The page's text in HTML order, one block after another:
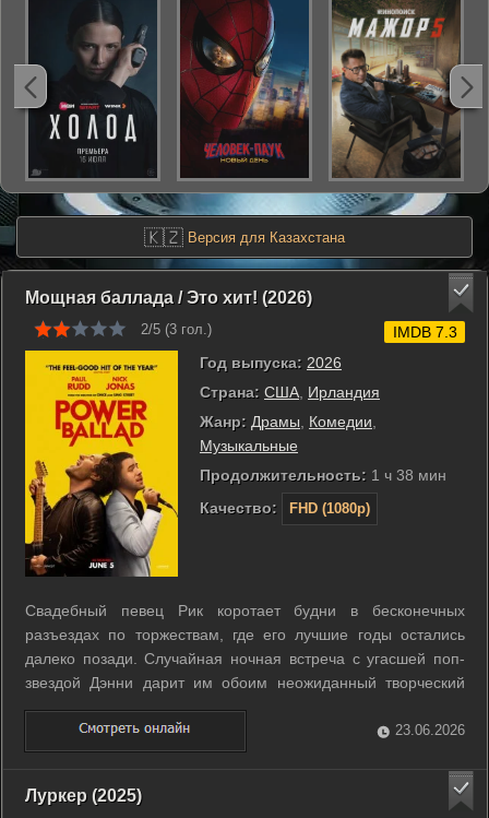
🇰🇿 Версия для Казахстана
Мощная баллада / Это хит! (2026)
2/5 (3 гол.)
Год выпуска: 2026
Страна: США Ирландия
Жанр: Драмы Комедии
Музыкальные
Продолжительность: 1 ч 38 мин
Качество:
FHD (1080p)
IMDB 7.3
Свадебный певец Рик коротает будни в бесконечных
разъездах по торжествам, где его лучшие годы остались
далеко позади. Случайная ночная встреча с угасшей поп-
звездой Дэнни дарит им обоим неожиданный творческий
импульс. Музыканты начинают вместе работать над
текстами и мелодиями, превращая старый набросок Рика в
потенциальный хит. Этот внезапный ...
23.06.2026
Луркер (2025)